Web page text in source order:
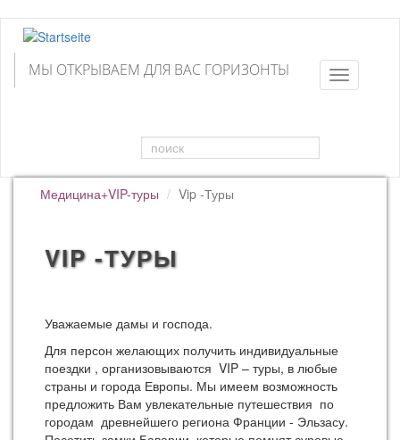
Direkt
zum
InhaltМЫ ОТКРЫВАЕМ ДЛЯ ВАС ГОРИЗОНТЫ
Toggle
navigation
Suchformular
Медицина+VIP-туры Vip -Туры
VIP -ТУРЫ
Уважаемые дамы и господа.
Для персон желающих получить индивидуальные
поездки , организовываются VIP – туры, в любые
страны и города Европы. Мы имеем возможность
предложить Вам увлекательные путешествия по
городам древнейшего региона Франции - Эльзасу.